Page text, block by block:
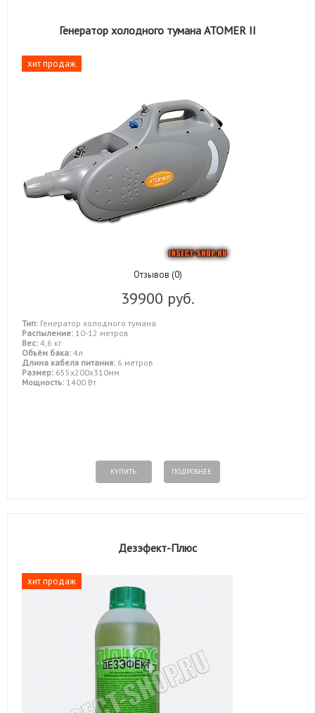
Генератор холодного тумана ATOMER II
хит продаж
Отзывов (0)
39900 руб.
Тип: Генератор холодного тумана
Распыление: 10-12 метров
Вес: 4,6 кг
Объём бака: 4л
Длина кабеля питания: 6 метров
Размер: 655x200x310мм
Мощность: 1400 Вт
КУПИТЬ ПОДРОБНЕЕ
Дезэфект-Плюс
хит продаж